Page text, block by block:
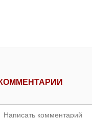
КОММЕНТАРИИ